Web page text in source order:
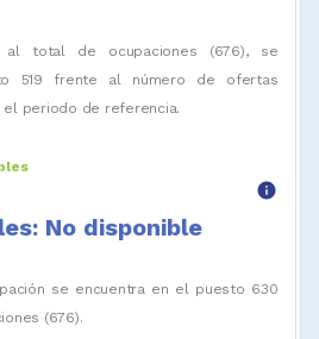
al total de ocupaciones (676), se
519 frente al número de ofertas
periodo de referencia.
info
No disponible
se encuentra en el puesto 630
(676).